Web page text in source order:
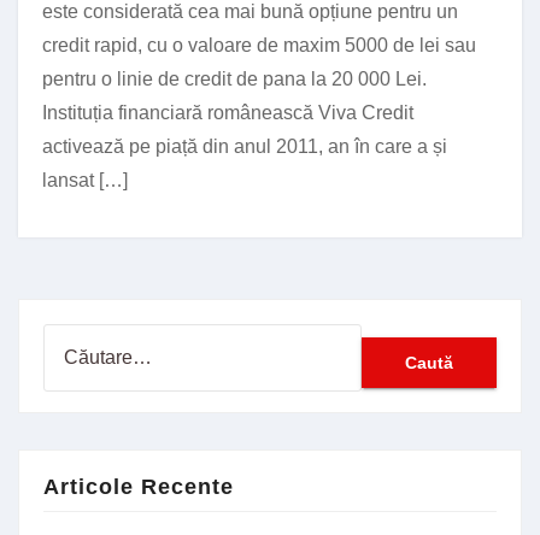
este considerată cea mai bună opțiune pentru un
credit rapid, cu o valoare de maxim 5000 de lei sau
pentru o linie de credit de pana la 20 000 Lei.
Instituția financiară românească Viva Credit
activează pe piață din anul 2011, an în care a și
lansat […]
Articole Recente